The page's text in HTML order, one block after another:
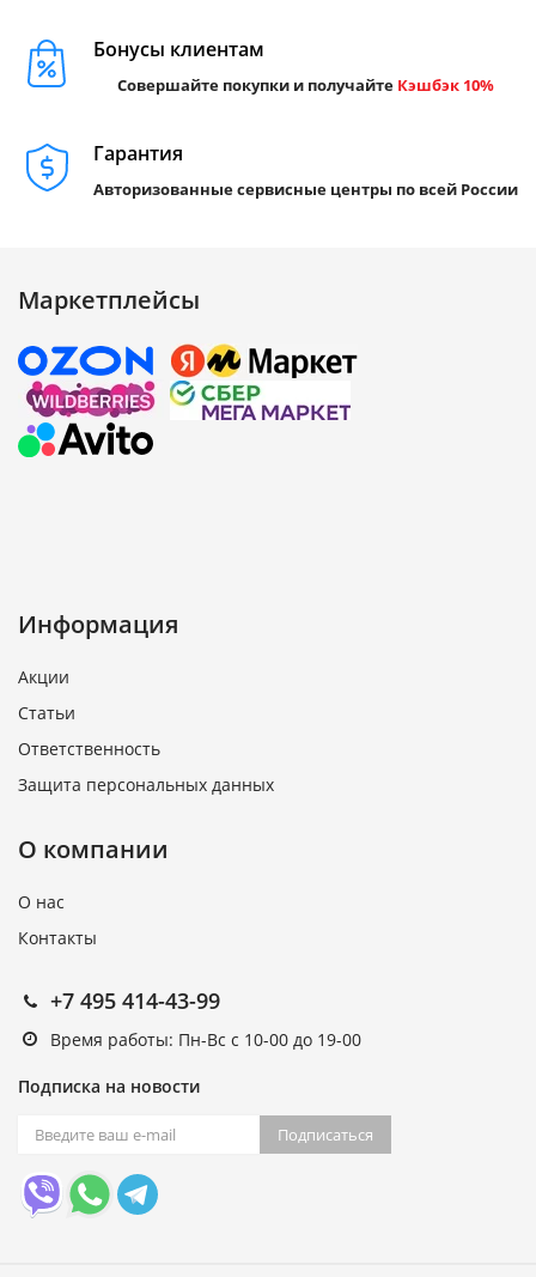
Бонусы клиентам
Совершайте покупки и получайте Кэшбэк 10%
Гарантия
Авторизованные сервисные центры по всей России
Маркетплейсы
Информация
Акции
Статьи
Ответственность
Защита персональных данных
О компании
О нас
Контакты
+7 495 414-43-99
Время работы: Пн-Вс с 10-00 до 19-00
Подписка на новости
Подписаться